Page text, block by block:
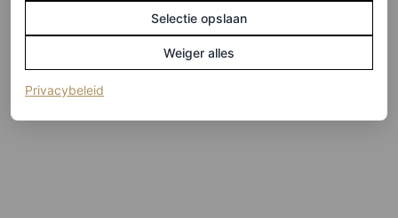
Selectie opslaan
Weiger alles
Privacybeleid